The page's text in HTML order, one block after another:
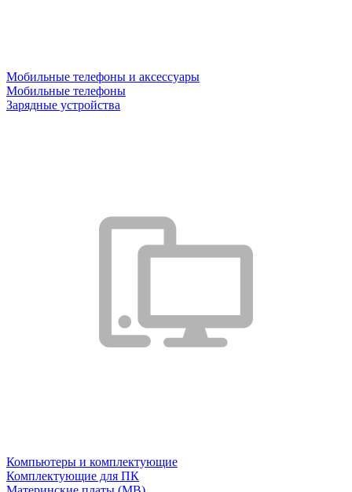
Мобильные телефоны и аксессуары
Мобильные телефоны
Зарядные устройства
Компьютеры и комплектующие
Комплектующие для ПК